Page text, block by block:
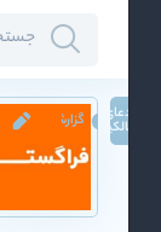
ادعای
مالکیت گزارش